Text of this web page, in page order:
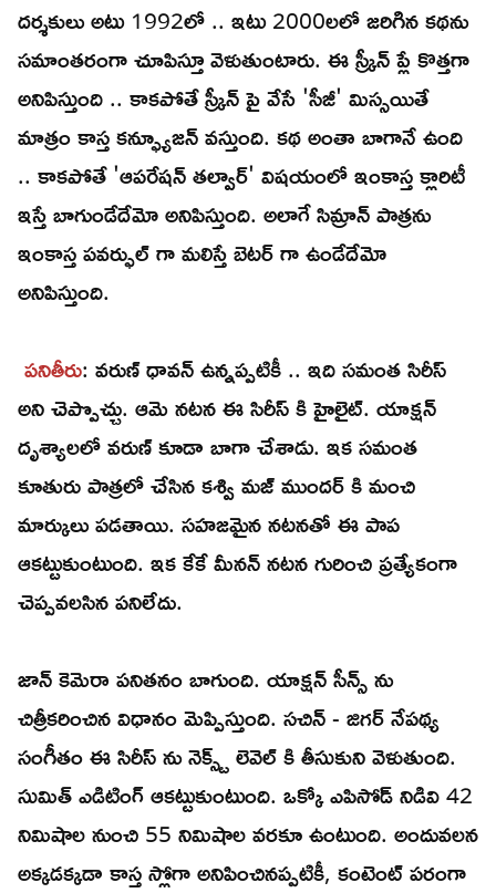
దర్శకులు అటు 1992లో .. ఇటు 2000లలో జరిగిన కథను
సమాంతరంగా చూపిస్తూ వెళుతుంటారు. ఈ స్క్రీన్ ప్లే కొత్తగా
అనిపిస్తుంది .. కాకపోతే స్క్రీన్ పై వేసే 'సీజీ' మిస్సయితే
మాత్రం కాస్త కన్ఫ్యూజన్ వస్తుంది. కథ అంతా బాగానే ఉంది
.. కాకపోతే 'ఆపరేషన్ తల్వార్' విషయంలో ఇంకాస్త క్లారిటీ
ఇస్తే బాగుండేదేమో అనిపిస్తుంది. అలాగే సిమ్రాన్ పాత్రను
ఇంకాస్త పవర్ఫుల్ గా మలిస్తే బెటర్ గా ఉండేదేమో
అనిపిస్తుంది.
పనితీరు: వరుణ్ ధావన్ ఉన్నప్పటికీ .. ఇది సమంత సిరీస్
అని చెప్పొచ్చు. ఆమె నటన ఈ సిరీస్ కి హైలైట్. యాక్షన్
దృశ్యాలలో వరుణ్ కూడా బాగా చేశాడు. ఇక సమంత
కూతురు పాత్రలో చేసిన కశ్వి మజ్ ముందర్ కి మంచి
మార్కులు పడతాయి. సహజమైన నటనతో ఈ పాప
ఆకట్టుకుంటుంది. ఇక కేకే మీనన్ నటన గురించి ప్రత్యేకంగా
చెప్పవలసిన పనిలేదు.
జాన్ కెమెరా పనితనం బాగుంది. యాక్షన్ సీన్స్ ను
చిత్రీకరించిన విధానం మెప్పిస్తుంది. సచిన్ - జిగర్ నేపథ్య
సంగీతం ఈ సిరీస్ ను నెక్స్ట్ లెవెల్ కి తీసుకుని వెళుతుంది.
సుమిత్ ఎడిటింగ్ ఆకట్టుకుంటుంది. ఒక్కో ఎపిసోడ్ నిడివి 42
నిమిషాల నుంచి 55 నిమిషాల వరకూ ఉంటుంది. అందువలన
అక్కడక్కడా కాస్త స్లోగా అనిపించినప్పటికీ, కంటెంట్ పరంగా